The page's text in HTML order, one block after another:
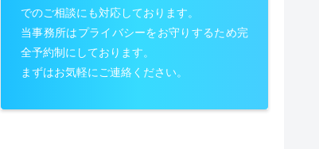
でのご相談にも対応しております。
当事務所はプライバシーをお守りするため完
全予約制にしております。
まずはお気軽にご連絡ください。